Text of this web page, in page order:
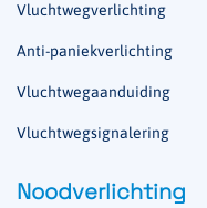
Vluchtwegverlichting
Anti-paniekverlichting
Vluchtwegaanduiding
Vluchtwegsignalering
Noodverlichting